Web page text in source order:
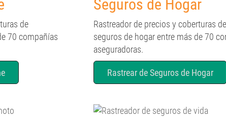
de
70 compañías
Seguros de Hogar
Rastreador de precios y coberturas de
seguros de hogar entre más de 70
aseguradoras.
Rastrear de Seguros de Hogar